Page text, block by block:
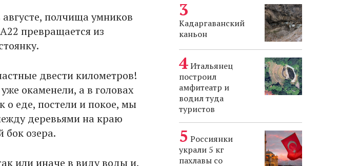
полчища умников
превращается из
двести километров!
окаменели, а в головах
о еде, постели и покое, мы
деревьями на краю
бок озера.
или иначе в виду воды и,
Кадаргаванский
каньон
Итальянец
построил
амфитеатр и
водил туда
туристов
Россиянки
украли 5 кг
пахлавы со